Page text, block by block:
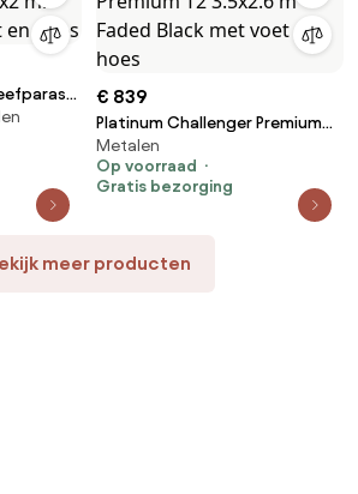
voet
€ 839
Platinum Challenger Premium
T2 3.5x2.6 m - Faded Black met
voet en hoes
Metalen
Op voorraad
Gratis bezorging
meer producten